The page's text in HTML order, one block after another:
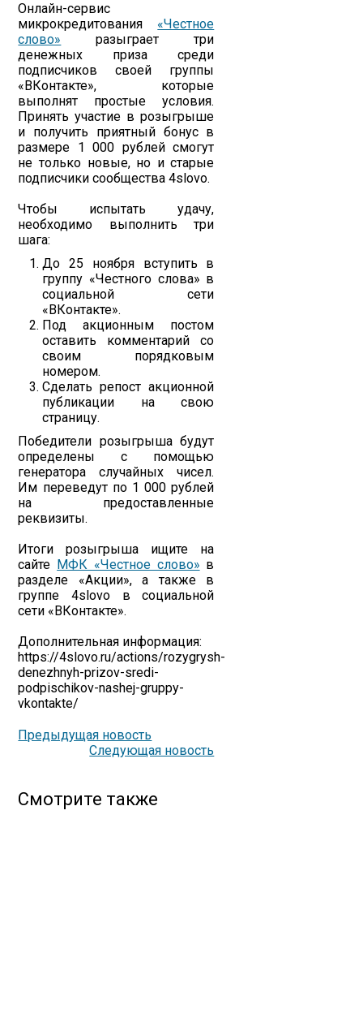
Онлайн-сервис
микрокредитования «Честное
слово» разыграет три
денежных приза среди
подписчиков своей группы
«ВКонтакте», которые
выполнят простые условия.
Принять участие в розыгрыше
и получить приятный бонус в
размере 1 000 рублей смогут
не только новые, но и старые
подписчики сообщества 4slovo.
Чтобы испытать удачу,
необходимо выполнить три
шага:
До 25 ноября вступить в
группу «Честного слова» в
социальной сети
«ВКонтакте».
Под акционным постом
оставить комментарий со
своим порядковым
номером.
Сделать репост акционной
публикации на свою
страницу.
Победители розыгрыша будут
определены с помощью
генератора случайных чисел.
Им переведут по 1 000 рублей
на предоставленные
реквизиты.
Итоги розыгрыша ищите на
сайте МФК «Честное слово» в
разделе «Акции», а также в
группе 4slovo в социальной
сети «ВКонтакте».
Дополнительная информация:
https://4slovo.ru/actions/rozygrysh-
denezhnyh-prizov-sredi-
podpischikov-nashej-gruppy-
vkontakte/
Предыдущая новость
Следующая новость
Смотрите также